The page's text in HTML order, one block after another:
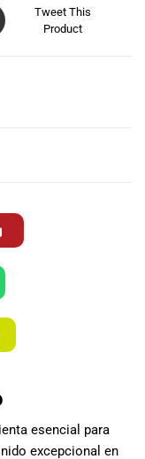
Tweet This
Product
esencial para
excepcional en